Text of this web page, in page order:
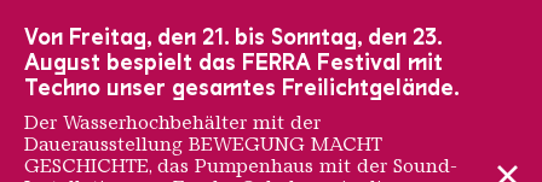
Von Freitag, den 21. bis Sonntag, den 23.
August bespielt das FERRA Festival mit
Techno unser gesamtes Freilichtgelände.
Der Wasserhochbehälter mit der
Dauerausstellung BEWEGUNG MACHT
GESCHICHTE, das Pumpenhaus mit der Sound-